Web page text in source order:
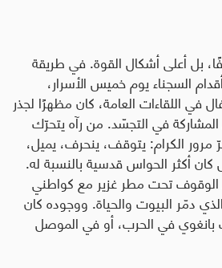
بل أعلى أشكال القوة. في طريقة
السجناء يوم خميس الأسرار،
في اللقاءات العامة، كان مظهرًا لجذر
في التجسّد. من رآه يتحرّك
مرور الكرام: يتوقف، ينحرف، يميل،
كان أكثر الحواس قدسية بالنسبة له.
الوقوف تحت مطر غزير مع كواطني
دمّر البيوت والحياة. ووجوده كان
بانغوي في الحرب، أو في الموصل